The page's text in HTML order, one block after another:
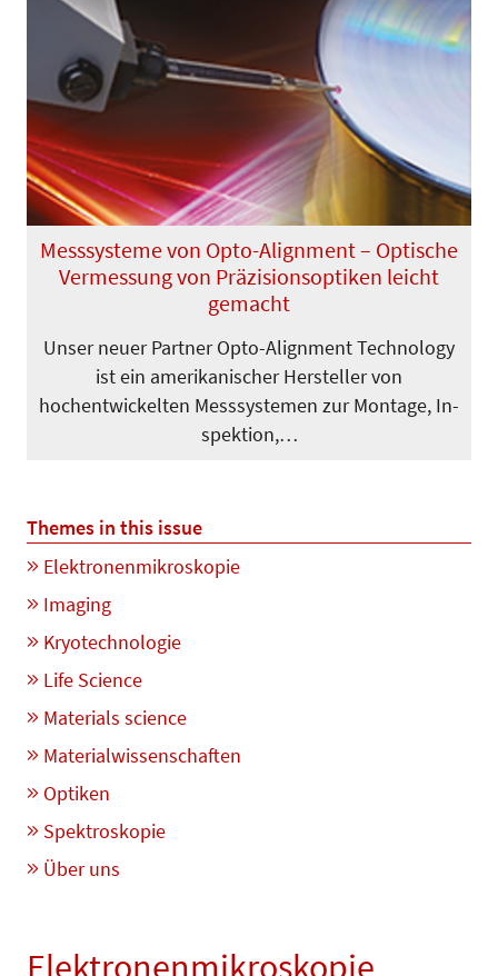
Messsysteme von Opto-Alignment – Optische
Vermessung von Präzisionsoptiken leicht
gemacht
Unser neuer Partner Opto-Alignment Technology
ist ein amerikanischer Her­­­steller von
hochentwickelten Mess­­sys­­­temen zur Montage, In­
spek­tion,…
Themes in this issue
Elektronenmikroskopie
Imaging
Kryotechnologie
Life Science
Materials science
Materialwissenschaften
Optiken
Spektroskopie
Über uns
Elektronenmikroskopie